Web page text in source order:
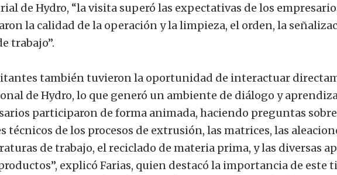
de Hydro, “la visita superó las expectativas de los
la calidad de la operación y la limpieza, el orden, la
trabajo”.
también tuvieron la oportunidad de interactuar
de Hydro, lo que generó un ambiente de diálogo y
participaron de forma animada, haciendo preguntas
técnicos de los procesos de extrusión, las matrices, las
de trabajo, el reciclado de materia prima, y las diversas
explicó Farias, quien destacó la importancia de este